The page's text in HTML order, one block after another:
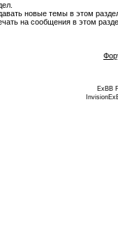
новые темы в этом
на сообщения в этом
ExBB